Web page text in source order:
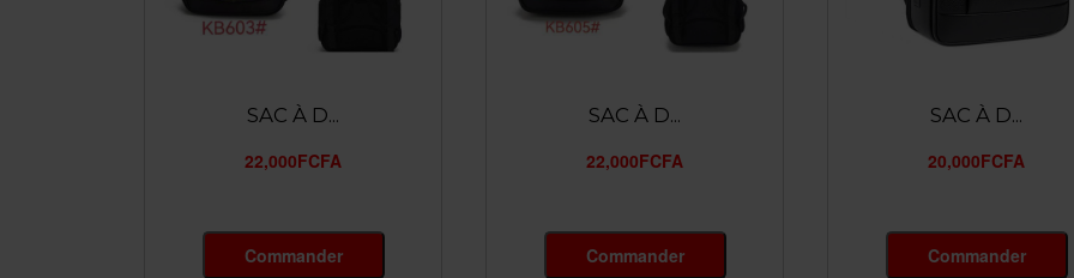
SAC À D...
22,000FCFA
Commander
SAC À D...
22,000FCFA
Commander
SAC À D...
20,000FCFA
Commander